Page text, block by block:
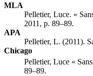
MLA
Pelletier, Luce. «
2011, p. 89–89.
APA
Pelletier, L. (2011).
Chicago
Pelletier, Luce «
89–89.